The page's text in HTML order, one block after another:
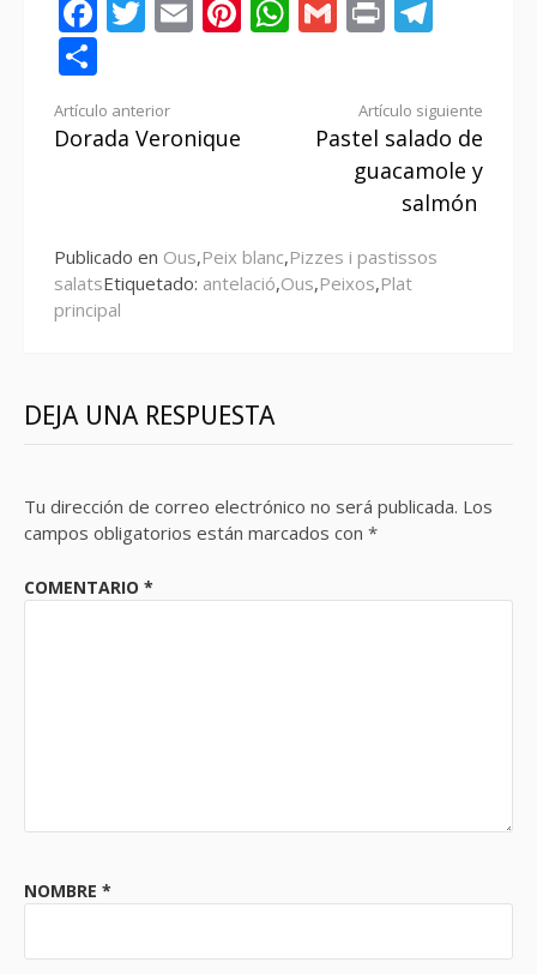
Facebook
Twitter
EmailPinterest
WhatsApp
Gmail
Print
Seguir
Artículo anterior
Dorada Veronique
Artículo siguiente
Pastel salado de
guacamole y
salmón
Publicado en Ous,Peix blanc,Pizzes i pastissos
salatsEtiquetado: antelació,Ous,Peixos,Plat
principal
DEJA UNA RESPUESTA
Tu dirección de correo electrónico no será publicada. Los
campos obligatorios están marcados con *
COMENTARIO *
NOMBRE *